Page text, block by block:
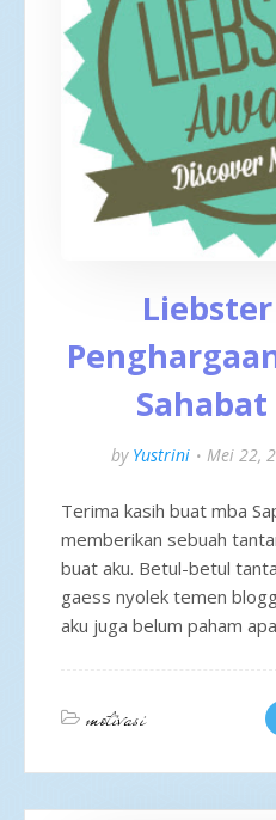
by Yustrini Mei 22,
Terima kasih buat mba
memberikan sebuah
buat aku. Betul-betul
gaess nyolek temen
aku juga belum paham
motivasi